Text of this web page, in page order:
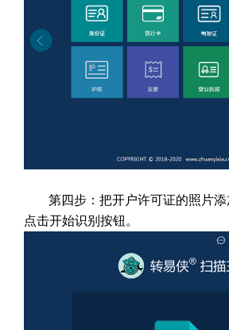
第四步：把开户许可证的照片
点击开始识别按钮。